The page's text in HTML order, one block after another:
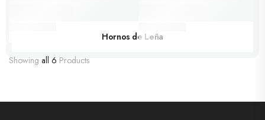
Hornos de Leña
Showing all 6 Products